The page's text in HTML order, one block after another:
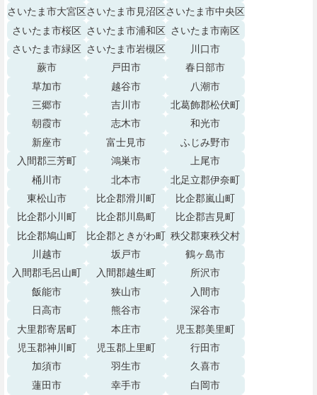
さいたま市大宮区さいたま市見沼区さいたま市中央区
さいたま市桜区 さいたま市浦和区 さいたま市南区
さいたま市緑区 さいたま市岩槻区
川口市
蕨市
戸田市
春日部市
草加市
越谷市
八潮市
三郷市
吉川市
北葛飾郡松伏町
朝霞市
志木市
和光市
新座市
富士見市
ふじみ野市
入間郡三芳町
鴻巣市
上尾市
桶川市
北本市
北足立郡伊奈町
東松山市
比企郡滑川町
比企郡嵐山町
比企郡小川町
比企郡川島町
比企郡吉見町
比企郡鳩山町
比企郡ときがわ町 秩父郡東秩父村
川越市
坂戸市
鶴ヶ島市
入間郡毛呂山町
入間郡越生町
所沢市
飯能市
狭山市
入間市
日高市
熊谷市
深谷市
大里郡寄居町
本庄市
児玉郡美里町
児玉郡神川町
児玉郡上里町
行田市
加須市
羽生市
久喜市
蓮田市
幸手市
白岡市